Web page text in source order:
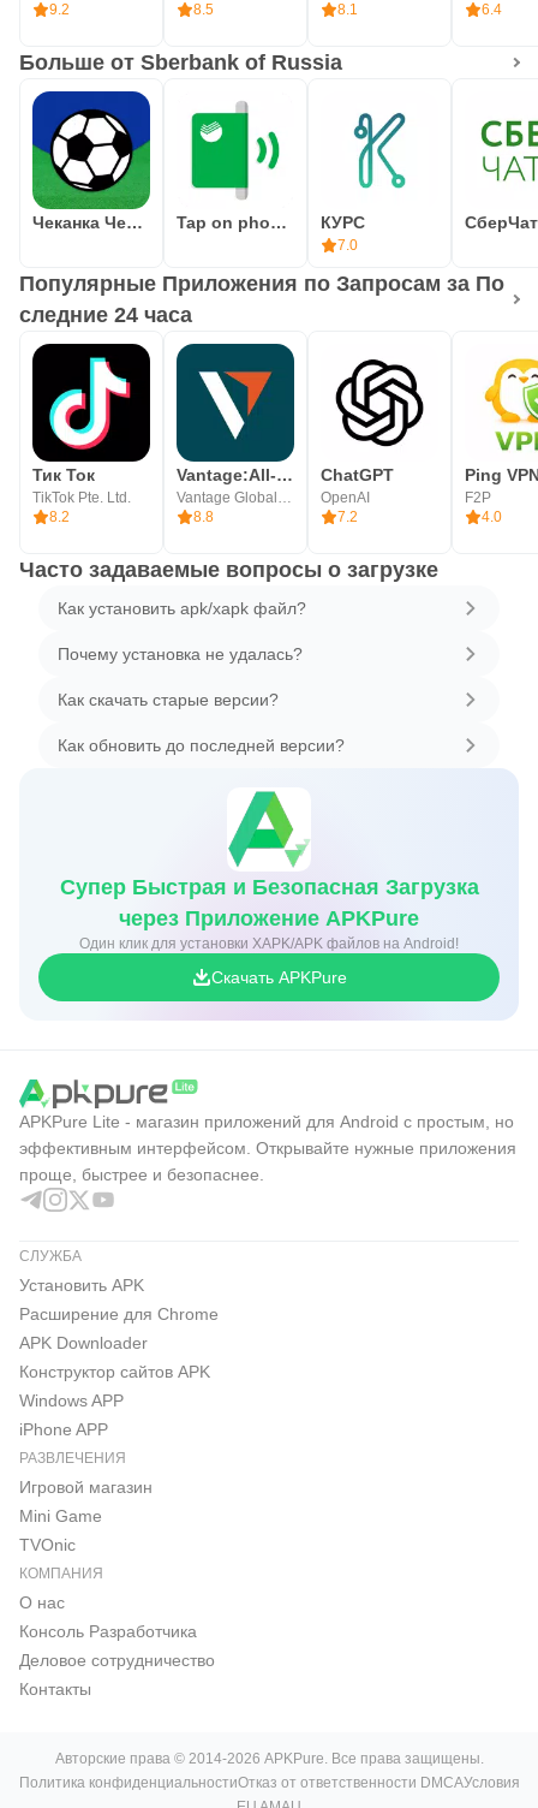
9.2
8.5
8.1
6.4
Больше от Sberbank of Russia
Чеканка Челлендж Tap on phone - принимай оплату смартфоном КУРС
7.0
СберЧат
Популярные Приложения по Запросам за По
следние 24 часа
Тик Ток
TikTok Pte. Ltd.
8.2
Vantage:All-In-One Trading App
Vantage Global Prime PTY LTD
8.8
ChatGPT
OpenAI
7.2
Ping
F2P
4.0
Часто задаваемые вопросы о загрузке
Как установить apk/xapk файл?
Почему установка не удалась?
Как скачать старые версии?
Как обновить до последней версии?
Супер Быстрая и Безопасная Загрузка
через Приложение APKPure
Один клик для установки XAPK/APK файлов на Android!
Скачать APKPure
APKPure Lite - магазин приложений для Android с простым, но
эффективным интерфейсом. Открывайте нужные приложения
проще, быстрее и безопаснее.
СЛУЖБА
Установить APK
Расширение для Chrome
APK Downloader
Конструктор сайтов APK
Windows APP
iPhone APP
РАЗВЛЕЧЕНИЯ
Игровой магазин
Mini Game
TVOnic
КОМПАНИЯ
О нас
Консоль Pазработчика
Деловое сотрудничество
Контакты
Авторские права © 2014-2026 APKPure. Все права защищены.
Политика конфиденциальностиОтказ от ответственности DMCAУсловия